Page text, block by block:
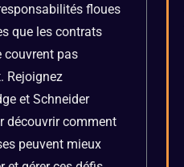
floues
que les contrats
couvrent pas
Rejoignez
et Schneider
découvrir comment
peuvent mieux